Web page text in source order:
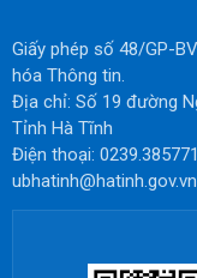
Giấy phép số 48/GP-
hóa Thông tin.
Địa chỉ: Số 19 đường
Tỉnh Hà Tĩnh
Điện thoại:
ubhatinh@hatinh.gov.vn